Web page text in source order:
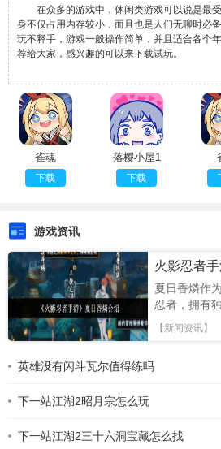
在众多的游戏中，休闲类游戏可以说是最
身不仅占用内存较小，而且也是人们无聊时必
玩不释手，游戏一般操作简单，并且适合各个
荐给大家，感兴趣的可以来下载试玩。
雀魂
majsoul汉
化版
下载
落樱小屋1
无限心动值
花
下载
游戏资讯
夏日香燐作
忍者，拥有
格，本文将
技场表现全
基础攻击方
主，具备良
段持续输出
【新闻资讯】
英雄没有闪斗瓦尔值得练吗
下一站江湖2昭月宗怎么玩
下一站江湖2三十六洞宝藏怎么找